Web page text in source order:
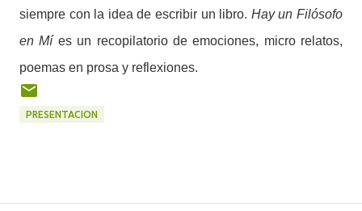
siempre con la idea de escribir un libro. Hay un Filósofo
en Míes un recopilatorio de emociones, micro relatos,
poemas en prosa y reflexiones.
PRESENTACION